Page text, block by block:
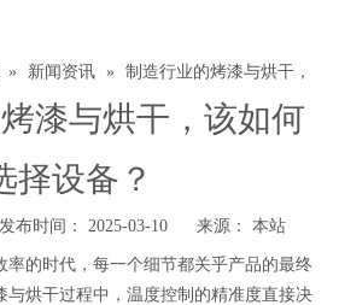
» 新闻资讯 »
制造行业的烤漆与烘干，
漆与烘干，该如何
择设备？
布时间： 2025-03-10 来源： 本站
率的时代，每一个细节都关乎产品的最终
与烘干过程中，温度控制的精准度直接决